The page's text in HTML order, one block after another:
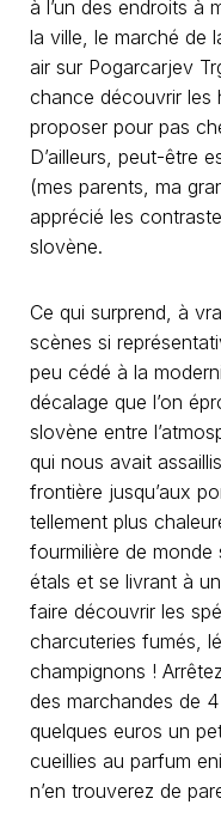
à l’un des endroits à
la ville, le marché de
air sur Pogarcarjev
chance découvrir les
proposer pour pas
D’ailleurs, peut-être
(mes parents, ma
apprécié les
slovène.
Ce qui surprend, à
scènes si
peu cédé à la
décalage que l’on
slovène entre
qui nous avait
frontière jusqu’aux
tellement plus
fourmilière de monde
étals et se livrant à
faire découvrir les
charcuteries fumés,
champignons !
des marchandes de
quelques euros un
cueillies au parfum
n’en trouverez de